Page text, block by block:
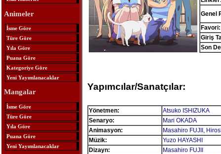
Animeler
İsme Göre
Türe Göre
Yıla Göre
Puana Göre
Kategoriye Göre
Yeni Yayımlanacaklar
Mangalar
İsme Göre
Türe Göre
Yıla Göre
Puana Göre
Yeni Yayımlanacaklar
Genel
Favori:
Giriş
Son
Yapımcılar/Sanatçılar:
Yönetmen:
Atsuko ISHIZUKA
Senaryo:
Mari OKADA
Animasyon:
Masahiro FUJII ,
Müzik:
Yuzo HAYASHI
Dizayn:
Masahiro FUJII